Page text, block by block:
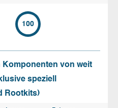
100
Komponenten von weit
speziell
Rootkits)